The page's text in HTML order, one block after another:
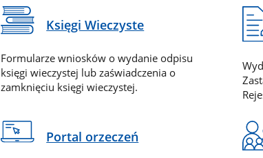
Księgi Wieczyste
Formularze wniosków o wydanie odpisu
księgi wieczystej lub zaświadczenia o
zamknięciu księgi wieczystej.
Portal orzeczeń